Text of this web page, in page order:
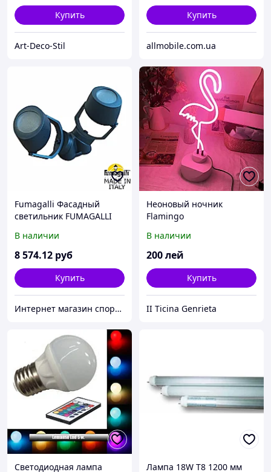
Купить
Art-Deco-Stil
Купить
allmobile.com.ua
Fumagalli Фасадный
светильник FUMAGALLI
3M1.000.000.AXU2L
В наличии
8 574.12 руб
Купить
Интернет магазин спортивной одежды
Неоновый ночник
Flamingo
В наличии
200лей
Купить
II Ticina Genrieta
Светодиодная лампа Лампа 18W Т8 1200 мм